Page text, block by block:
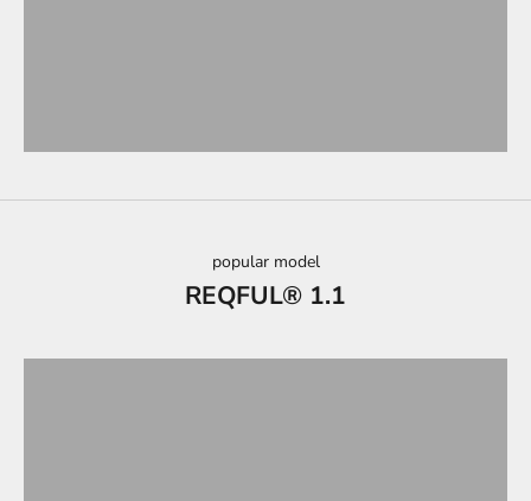
popular model
REQFUL® 1.1